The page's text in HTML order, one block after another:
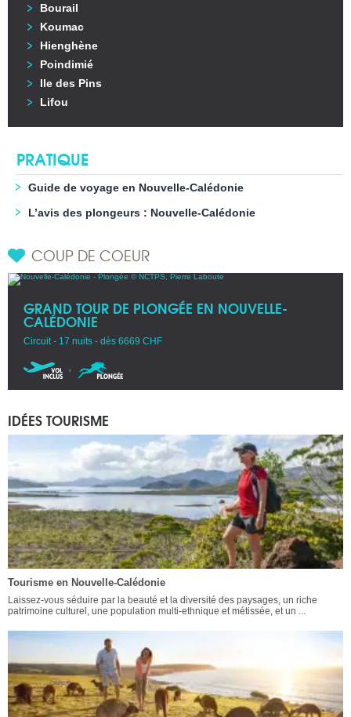
Bourail
Koumac
Hienghène
Poindimié
Ile des Pins
Lifou
PRATIQUE
Guide de voyage en Nouvelle-Calédonie
L’avis des plongeurs : Nouvelle-Calédonie
COUP DE COEUR
GRAND TOUR DE PLONGÉE EN NOUVELLE-
CALÉDONIE
Circuit - 17 nuits - dès 6669 CHF
IDÉES TOURISME
Tourisme en Nouvelle-Calédonie
Laissez-vous séduire par la beauté et la diversité des paysages, un riche
patrimoine culturel, une population multi-ethnique et métissée, et un ...